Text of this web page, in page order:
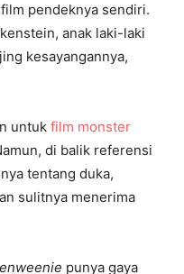
pendeknya sendiri.
anak laki-laki
kesayangannya,
untuk film monster
di balik referensi
tentang duka,
sulitnya menerima
punya gaya